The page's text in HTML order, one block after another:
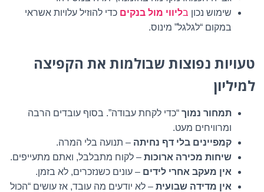
שימוש נכון בליווי מול בנקים כדי להוזיל עלויות אשראי
במקום “לגלגל” מינוס.
טעויות נפוצות שבולמות את הקפיצה
למיליון
תמחור נמוך “כדי לקחת עבודה”. בסוף עובדים הרבה
ומרוויחים מעט.
קמפיינים בלי דף נחיתה – תנועה בלי המרה.
שיחות מכירה ארוכות – לקוח מתבלבל, ואתם מתעייפים.
אין מעקב אחרי לידים – עונים כשנזכרים, לא בזמן.
אין מדידה שבועית – לא יודעים מה עובד, אז עושים “הכול